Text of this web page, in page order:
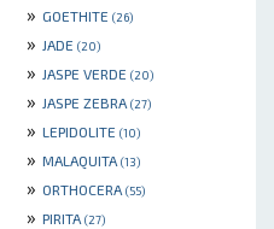
» GOETHITE (26)
» JADE (20)
» JASPE VERDE (20)
» JASPE ZEBRA (27)
» LEPIDOLITE (10)
» MALAQUITA (13)
» ORTHOCERA (55)
» PIRITA (27)